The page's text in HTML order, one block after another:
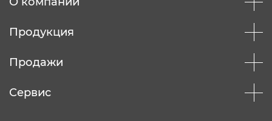
Продукция
Продажи
Сервис